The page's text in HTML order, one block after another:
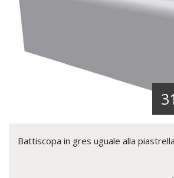
Battiscopa in gres uguale alla